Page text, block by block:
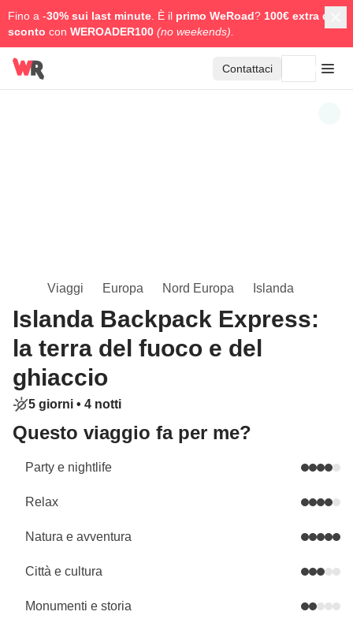
Fino a -30% sui last minute . È il primo WeRoad? 100€ extra di
sconto con WEROADER100 (no weekends).
Contattaci
Viaggi Europa Nord Europa Islanda
Islanda Backpack Express:
la terra del fuoco e del
ghiaccio
5 giorni • 4 notti
Questo viaggio fa per me?
Party e nightlife
Relax
Natura e avventura
Città e cultura
Monumenti e storia